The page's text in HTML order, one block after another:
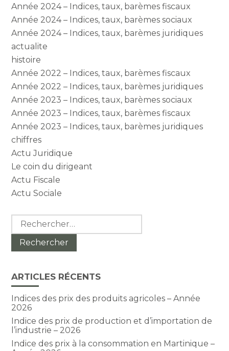
Année 2024 – Indices, taux, barèmes fiscaux
Année 2024 – Indices, taux, barèmes sociaux
Année 2024 – Indices, taux, barèmes juridiques
actualite
histoire
Année 2022 – Indices, taux, barèmes fiscaux
Année 2022 – Indices, taux, barèmes juridiques
Année 2023 – Indices, taux, barèmes sociaux
Année 2023 – Indices, taux, barèmes fiscaux
Année 2023 – Indices, taux, barèmes juridiques
chiffres
Actu Juridique
Le coin du dirigeant
Actu Fiscale
Actu Sociale
Rechercher :
ARTICLES RÉCENTS
Indices des prix des produits agricoles – Année
2026
Indice des prix de production et d’importation de
l’industrie – 2026
Indice des prix à la consommation en Martinique –